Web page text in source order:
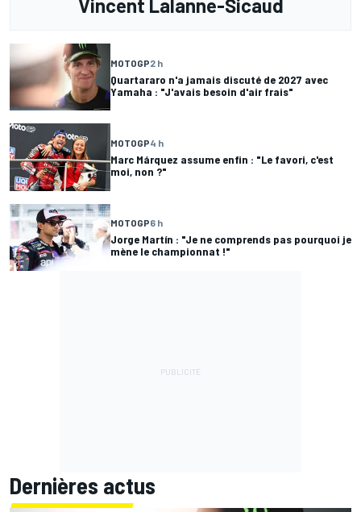
Vincent Lalanne-Sicaud
MOTOGP2 h
Quartararo n'a jamais discuté de 2027 avec
Yamaha : "J'avais besoin d'air frais"
MOTOGP4 h
Marc Márquez assume enfin : "Le favori, c'est
moi, non ?"
MOTOGP6 h
Jorge Martín : "Je ne comprends pas pourquoi je
mène le championnat !"
Dernières actus